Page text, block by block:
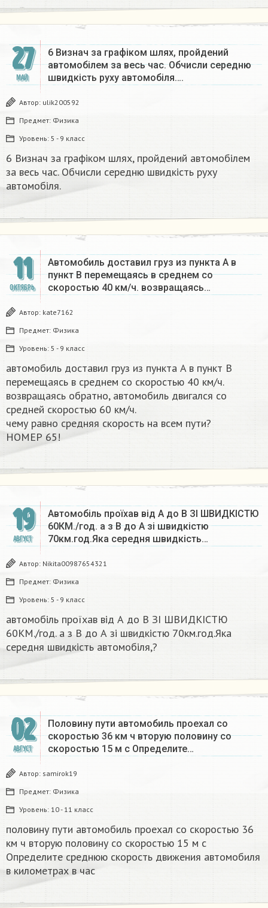
27
МАЙ
6 Визнач за графіком шлях, пройдений
автомобілем за весь час. Обчисли середню
швидкість руху автомобіля….
Автор: ulik200592
Предмет: Физика
Уровень: 5 - 9 класс
6 Визнач за графіком шлях, пройдений автомобілем
за весь час. Обчисли середню швидкість руху
автомобіля. ​
11
ОКТЯБРЬ
Автомобиль доставил груз из пункта A в
пункт B перемещаясь в среднем со
скоростью 40 км/ч. возвращаясь…
Автор: kate7162
Предмет: Физика
Уровень: 5 - 9 класс
автомобиль доставил груз из пункта A в пункт B
перемещаясь в среднем со скоростью 40 км/ч.
возвращаясь обратно, автомобиль двигался со
средней скоростью 60 км/ч.
чему равно средняя скорость на всем пути?
НОМЕР 65!
19
АВГУСТ
Автомобіль проїхав від А до В ЗІ ШВИДКІСТЮ
60КМ./год. а з В до А зі швидкістю
70км.год.Яка середня швидкість…
Автор: Nikita00987654321
Предмет: Физика
Уровень: 5 - 9 класс
автомобіль проїхав від А до В ЗІ ШВИДКІСТЮ
60КМ./год. а з В до А зі швидкістю 70км.год.Яка
середня швидкість автомобіля,?
02
АВГУСТ
Половину пути автомобиль проехал со
скоростью 36 км ч вторую половину со
скоростью 15 м с Определите…
Автор: samirok19
Предмет: Физика
Уровень: 10 - 11 класс
половину пути автомобиль проехал со скоростью 36
км ч вторую половину со скоростью 15 м с
Определите среднюю скорость движения автомобиля
в километрах в час​